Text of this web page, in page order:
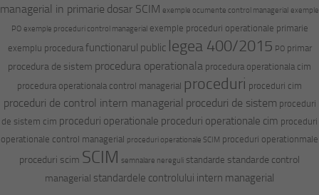
managerial in primarie dosar SCIM exemple ocumente control managerial exemple
PO exemple proceduri control managerial exemple proceduri operationale primarie
exemplu procedura functionarul public legea 400/2015 PO primar
procedura de sistem procedura operationala procedura operationala cim
procedura operationala control managerial proceduri proceduri cim
proceduri de control intern managerial proceduri de sistem proceduri
de sistem cim proceduri operationale proceduri operationale cim proceduri
operationale control managerial proceduri operationale SCIM proceduri operationmale
proceduri scim SCIM semnalare nereguli standarde standarde control
managerial standardele controlului intern managerial